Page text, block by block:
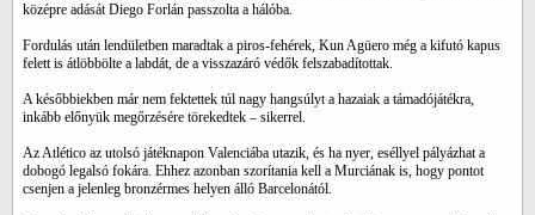
középre adását Diego Forlán passzolta a hálóba.
Fordulás után lendületben maradtak a piros-fehérek, Kun Agüero még a kifutó kapus
felett is átlöbbölte a labdát, de a visszazáró védők felszabadítottak.
A későbbiekben már nem fektettek túl nagy hangsúlyt a hazaiak a támadójátékra,
inkább előnyük megőrzésére törekedtek – sikerrel.
Az Atlético az utolsó játéknapon Valenciába utazik, és ha nyer, eséllyel pályázhat a
dobogó legalsó fokára. Ehhez azonban szorítania kell a Murciának is, hogy pontot
csenjen a jelenleg bronzérmes helyen álló Barcelonától.